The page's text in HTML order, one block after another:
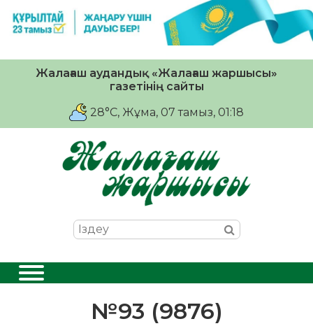
Жалағаш аудандық «Жалағаш жаршысы»
газетінің сайты
28°C, Жұма, 07 тамыз, 01:18
№93 (9876)